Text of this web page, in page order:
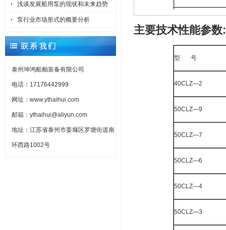
浅谈发展船用泵的现状和未来趋势
泵行业市场形式的概要分析
泰州坤鸿船舶装备有限公司
电话：17176442999
网址：www.ythaihui.com
邮箱：ythaihui@aliyun.com
地址：江苏省泰州市姜堰区罗塘街道南
环西路1002号
主要技术性能参数:
型 号
40CLZ—2
50CLZ—9
50CLZ—7
50CLZ—6
50CLZ—4
50CLZ—3